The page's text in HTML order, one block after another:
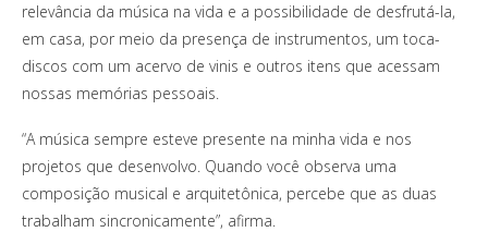
relevância da música na vida e a possibilidade de desfrutá-la,
em casa, por meio da presença de instrumentos, um toca-
discos com um acervo de vinis e outros itens que acessam
nossas memórias pessoais.
“A música sempre esteve presente na minha vida e nos
projetos que desenvolvo. Quando você observa uma
composição musical e arquitetônica, percebe que as duas
trabalham sincronicamente”, afirma.